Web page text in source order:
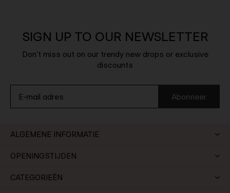
SIGN UP TO OUR NEWSLETTER
Don't miss out on our trendy new drops or exclusive
discounts
Abonneer
ALGEMENE INFORMATIE
OPENINGSTIJDEN
CATEGORIEËN